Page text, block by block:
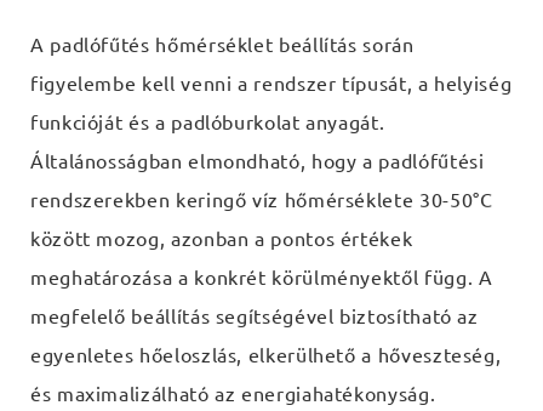
A padlófűtés hőmérséklet beállítás során
figyelembe kell venni a rendszer típusát, a helyiség
funkcióját és a padlóburkolat anyagát.
Általánosságban elmondható, hogy a padlófűtési
rendszerekben keringő víz hőmérséklete 30-50°C
között mozog, azonban a pontos értékek
meghatározása a konkrét körülményektől függ. A
megfelelő beállítás segítségével biztosítható az
egyenletes hőeloszlás, elkerülhető a hőveszteség,
és maximalizálható az energiahatékonyság.